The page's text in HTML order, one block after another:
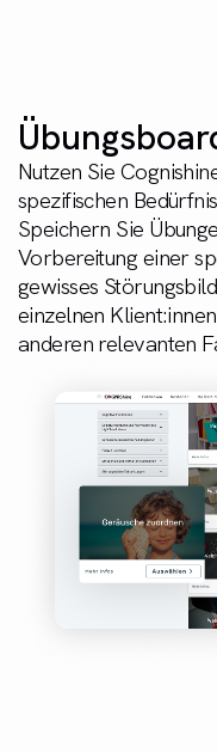
Nutzen Sie
spezifischen
Speichern Sie
Vorbereitung einer
gewisses
einzelnen
anderen relevanten